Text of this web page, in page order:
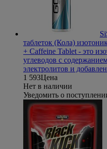
таблеток (Кола)
+ Caffeine Tablet - это
углеводов с
электролитов и
1 593Цена
Нет в наличии
Уведомить о